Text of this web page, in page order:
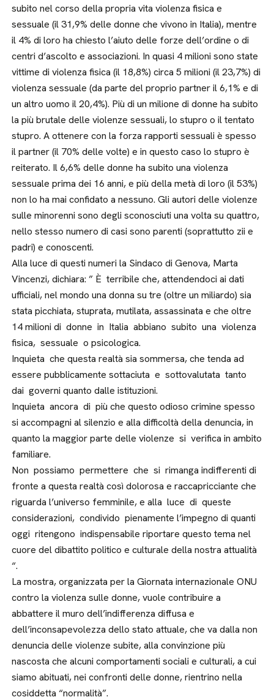
subito nel corso della propria vita violenza fisica e
sessuale (il 31,9% delle donne che vivono in Italia), mentre
il 4% di loro ha chiesto l’aiuto delle forze dell’ordine o di
centri d’ascolto e associazioni. In quasi 4 milioni sono state
vittime di violenza fisica (il 18,8%) circa 5 milioni (il 23,7%) di
violenza sessuale (da parte del proprio partner il 6,1% e di
un altro uomo il 20,4%). Più di un milione di donne ha subito
la più brutale delle violenze sessuali, lo stupro o il tentato
stupro. A ottenere con la forza rapporti sessuali è spesso
il partner (il 70% delle volte) e in questo caso lo stupro è
reiterato. Il 6,6% delle donne ha subito una violenza
sessuale prima dei 16 anni, e più della metà di loro (il 53%)
non lo ha mai confidato a nessuno. Gli autori delle violenze
sulle minorenni sono degli sconosciuti una volta su quattro,
nello stesso numero di casi sono parenti (soprattutto zii e
padri) e conoscenti.
Alla luce di questi numeri la Sindaco di Genova, Marta
Vincenzi, dichiara: ” È terribile che, attendendoci ai dati
ufficiali, nel mondo una donna su tre (oltre un miliardo) sia
stata picchiata, stuprata, mutilata, assassinata e che oltre
14 milioni di donne in Italia abbiano subito una violenza
fisica, sessuale o psicologica.
Inquieta che questa realtà sia sommersa, che tenda ad
essere pubblicamente sottaciuta e sottovalutata tanto
dai governi quanto dalle istituzioni.
Inquieta ancora di più che questo odioso crimine spesso
si accompagni al silenzio e alla difficoltà della denuncia, in
quanto la maggior parte delle violenze si verifica in ambito
familiare.
Non possiamo permettere che si rimanga indifferenti di
fronte a questa realtà così dolorosa e raccapricciante che
riguarda l’universo femminile, e alla luce di queste
considerazioni, condivido pienamente l’impegno di quanti
oggi ritengono indispensabile riportare questo tema nel
cuore del dibattito politico e culturale della nostra attualità
“.
La mostra, organizzata per la Giornata internazionale ONU
contro la violenza sulle donne, vuole contribuire a
abbattere il muro dell’indifferenza diffusa e
dell’inconsapevolezza dello stato attuale, che va dalla non
denuncia delle violenze subite, alla convinzione più
nascosta che alcuni comportamenti sociali e culturali, a cui
siamo abituati, nei confronti delle donne, rientrino nella
cosiddetta “normalità”.